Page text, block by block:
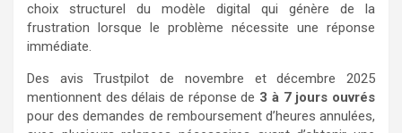
choix structurel du modèle digital qui génère de la
frustration lorsque le problème nécessite une réponse
immédiate.
Des avis Trustpilot de novembre et décembre 2025
mentionnent des délais de réponse de 3 à 7 jours ouvrés
pour des demandes de remboursement d’heures annulées,